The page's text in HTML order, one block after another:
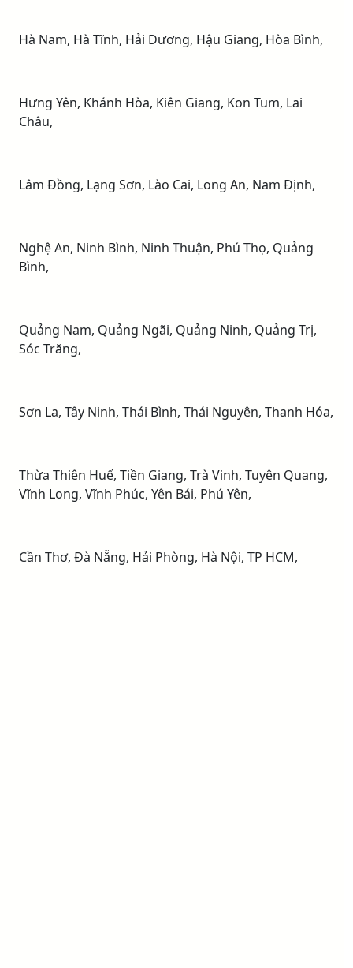
Hà Nam, Hà Tĩnh, Hải Dương, Hậu Giang, Hòa Bình,
Hưng Yên, Khánh Hòa, Kiên Giang, Kon Tum, Lai
Châu,
Lâm Đồng, Lạng Sơn, Lào Cai, Long An, Nam Định,
Nghệ An, Ninh Bình, Ninh Thuận, Phú Thọ, Quảng
Bình,
Quảng Nam, Quảng Ngãi, Quảng Ninh, Quảng Trị,
Sóc Trăng,
Sơn La, Tây Ninh, Thái Bình, Thái Nguyên, Thanh Hóa,
Thừa Thiên Huế, Tiền Giang, Trà Vinh, Tuyên Quang,
Vĩnh Long, Vĩnh Phúc, Yên Bái, Phú Yên,
Cần Thơ, Đà Nẵng, Hải Phòng, Hà Nội, TP HCM,